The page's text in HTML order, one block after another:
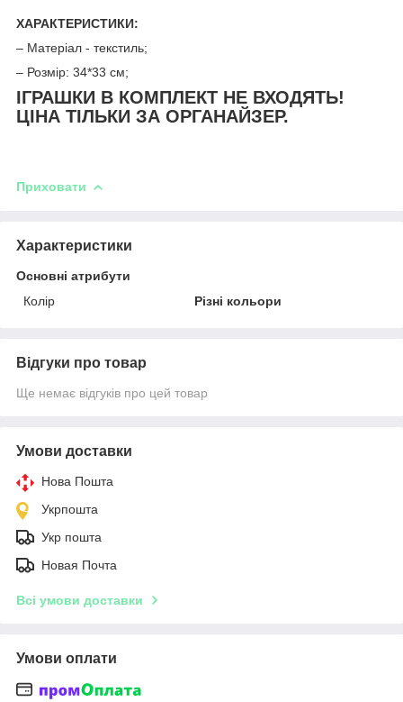
ХАРАКТЕРИСТИКИ:
– Матеріал - текстиль;
– Розмір: 34*33 см;
ІГРАШКИ В КОМПЛЕКТ НЕ ВХОДЯТЬ!
ЦІНА ТІЛЬКИ ЗА ОРГАНАЙЗЕР.
Приховати
Характеристики
Основні атрибути
Колір
Різні кольори
Відгуки про товар
Ще немає відгуків про цей товар
Умови доставки
Нова Пошта
Укрпошта
Укр пошта
Новая Почта
Всі умови доставки
Умови оплати